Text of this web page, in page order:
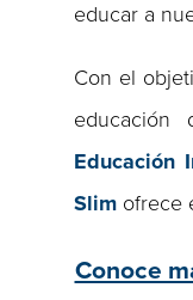
educar a
Con el
educación
Educación
Slim ofrece
Conoce